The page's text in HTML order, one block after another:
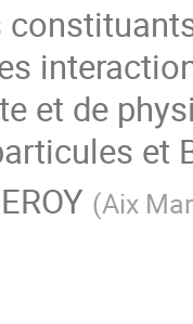
et de
et
(Aix